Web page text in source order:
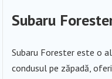
Subaru
Subaru Forester este o
condusul pe zăpadă,